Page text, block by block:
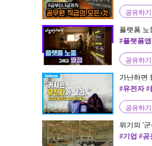
공유하기
플랫폼 노
인사이트]
#플랫폼
공유하기
가난하면
유전자 차
#유전자 #
공유하기
위기의 '
221018 방
#기업 #공